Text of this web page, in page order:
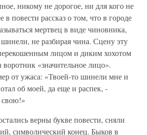
никому не дорогое, ни для кого не
в повести рассказ о том, что в городе
мертвец в виде чиновника,
не разбирая чина. Сцену эту
лицом и диким хохотом
«значительное лицо».
от ужаса: «Твоей-то шинели мне и
об моей, да еще и распек, -
свою!»
верны букве повести, сняли
символический конец. Быков в